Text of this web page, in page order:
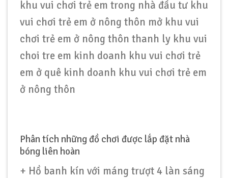
Phân tích những đồ chơi được lắp đặt nhà
bóng liên hoàn
+ Hồ banh kín với máng trượt 4 làn sáng